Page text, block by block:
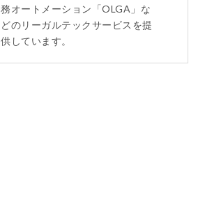
務オートメーション「OLGA」な
どのリーガルテックサービスを提
供しています。